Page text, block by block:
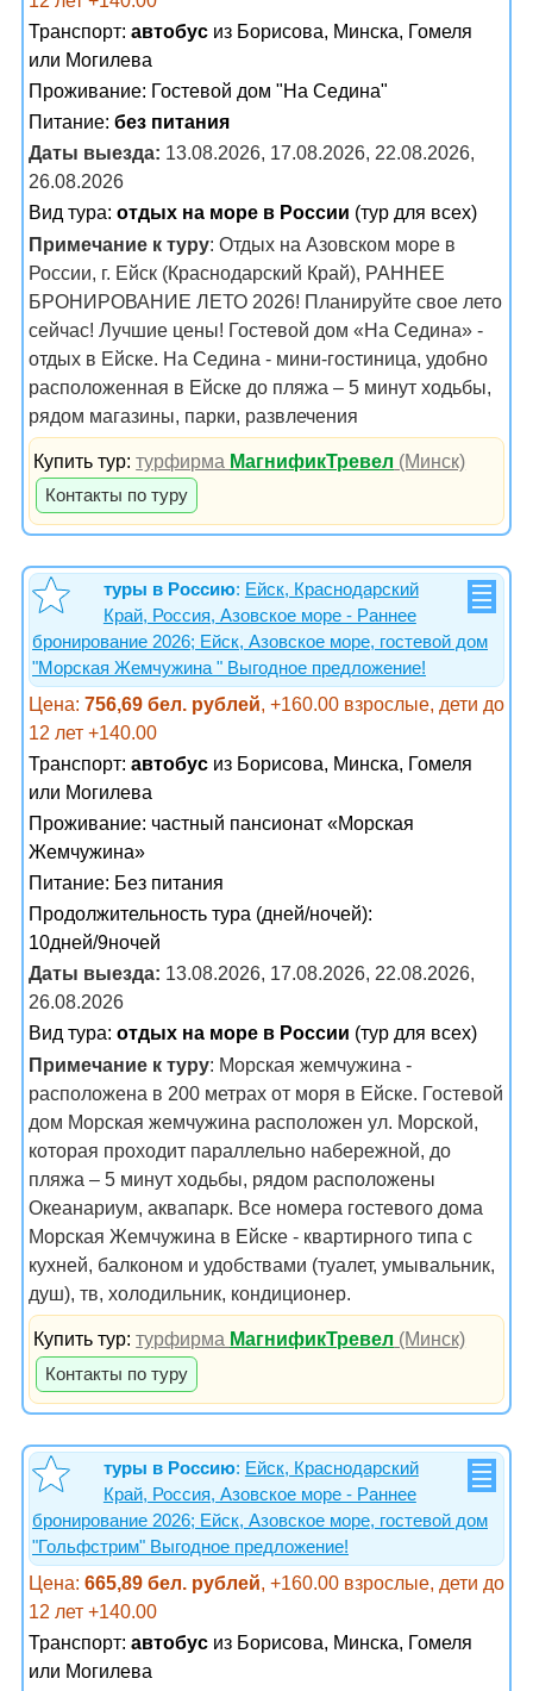
Транспорт: автобус из Борисова, Минска, Гомеля
или Могилева
Проживание: Гостевой дом "На Седина"
Питание: без питания
Даты выезда: 13.08.2026, 17.08.2026, 22.08.2026,
26.08.2026
Вид тура: отдых на море в России (тур для всех)
Примечание к туру: Отдых на Азовском море в
России, г. Ейск (Краснодарский Край), РАННЕЕ
БРОНИРОВАНИЕ ЛЕТО 2026! Планируйте свое лето
сейчас! Лучшие цены! Гостевой дом «На Седина» -
отдых в Ейске. На Седина - мини-гостиница, удобно
расположенная в Ейске до пляжа – 5 минут ходьбы,
рядом магазины, парки, развлечения
Купить тур:турфирма МагнификТревел (Минск)
Контакты по туру
туры в Россию: Ейск, Краснодарский
Край, Россия, Азовское море - Раннее
бронирование 2026; Ейск, Азовское море, гостевой дом
"Морская Жемчужина " Выгодное предложение!
Цена: 756,69 бел. рублей, +160.00 взрослые, дети до
12 лет +140.00
Транспорт: автобус из Борисова, Минска, Гомеля
или Могилева
Проживание: частный пансионат «Морская
Жемчужина»
Питание: Без питания
Продолжительность тура (дней/ночей):
10дней/9ночей
Даты выезда: 13.08.2026, 17.08.2026, 22.08.2026,
26.08.2026
Вид тура: отдых на море в России (тур для всех)
Примечание к туру: Морская жемчужина -
расположена в 200 метрах от моря в Ейске. Гостевой
дом Морская жемчужина расположен ул. Морской,
которая проходит параллельно набережной, до
пляжа – 5 минут ходьбы, рядом расположены
Океанариум, аквапарк. Все номера гостевого дома
Морская Жемчужина в Ейске - квартирного типа с
кухней, балконом и удобствами (туалет, умывальник,
душ), тв, холодильник, кондиционер.
Купить тур:турфирма МагнификТревел (Минск)
Контакты по туру
туры в Россию: Ейск, Краснодарский
Край, Россия, Азовское море - Раннее
бронирование 2026; Ейск, Азовское море, гостевой дом
"Гольфстрим" Выгодное предложение!
Цена: 665,89 бел. рублей, +160.00 взрослые, дети до
12 лет +140.00
Транспорт: автобус из Борисова, Минска, Гомеля
или Могилева